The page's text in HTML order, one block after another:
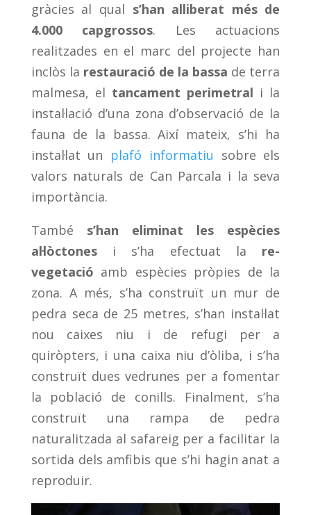
gràcies al qual s’han alliberat més de
4.000 capgrossos. Les actuacions
realitzades en el marc del projecte han
inclòs la restauració de la bassa de terra
malmesa, el tancament perimetral i la
instal·lació d’una zona d’observació de la
fauna de la bassa. Així mateix, s’hi ha
instal·lat un plafó informatiu sobre els
valors naturals de Can Parcala i la seva
importància.
També s’han eliminat les espècies
al·lòctonesi s’ha efectuat la re-
vegetació amb espècies pròpies de la
zona. A més, s’ha construït un mur de
pedra seca de 25 metres, s’han instal·lat
nou caixes niu i de refugi per a
quiròpters, i una caixa niu d’òliba, i s’ha
construït dues vedrunes per a fomentar
la població de conills. Finalment, s’ha
construït una rampa de pedra
naturalitzada al safareig per a facilitar la
sortida dels amfibis que s’hi hagin anat a
reproduir.